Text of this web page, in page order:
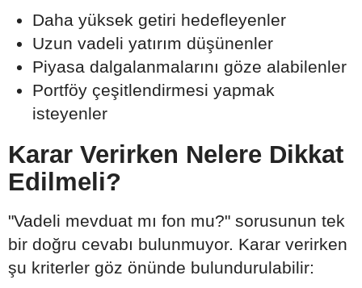
Daha yüksek getiri hedefleyenler
Uzun vadeli yatırım düşünenler
Piyasa dalgalanmalarını göze alabilenler
Portföy çeşitlendirmesi yapmak
isteyenler
Karar Verirken Nelere Dikkat
Edilmeli?
"Vadeli mevduat mı fon mu?" sorusunun tek
bir doğru cevabı bulunmuyor. Karar verirken
şu kriterler göz önünde bulundurulabilir: